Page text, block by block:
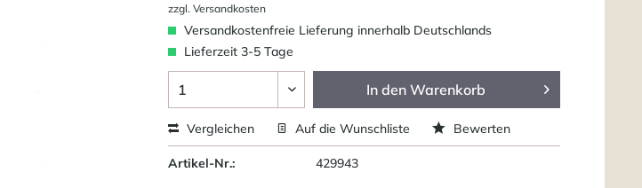
zzgl. Versandkosten
Versandkostenfreie Lieferung innerhalb Deutschlands
Lieferzeit 3-5 Tage
In den Warenkorb
Vergleichen Auf die Wunschliste Bewerten
Artikel-Nr.: 429943